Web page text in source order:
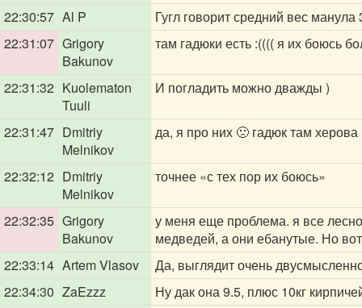
22:30:57 Al P
Гугл говорит средний вес манула
22:31:07 Grigory
Bakunov
там гадюки есть :(((( я их боюсь
22:31:32 Kuolematon
Tuuli
И погладить можно дважды )
22:31:47 Dmitriy
Melnikov
да, я про них 🙁 гадюк там
22:32:12 Dmitriy
Melnikov
точнее «с тех пор их боюсь»
22:32:35 Grigory
Bakunov
у меня еще проблема. я все
медведей, а они ебанутые. Но
22:33:14 Artem Vlasov
Да, выглядит очень
22:34:30 ZaEzzz
Ну дак она 9.5, плюс 10кг